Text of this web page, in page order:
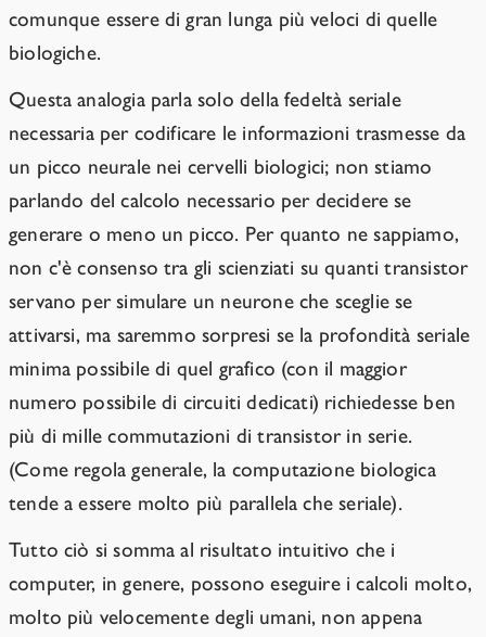
comunque essere di gran lunga più veloci di quelle
biologiche.
Questa analogia parla solo della fedeltà seriale
necessaria per codificare le informazioni trasmesse da
un picco neurale nei cervelli biologici; non stiamo
parlando del calcolo necessario per decidere se
generare o meno un picco. Per quanto ne sappiamo,
non c'è consenso tra gli scienziati su quanti transistor
servano per simulare un neurone che sceglie se
attivarsi, ma saremmo sorpresi se la profondità seriale
minima possibile di quel grafico (con il maggior
numero possibile di circuiti dedicati) richiedesse ben
più di mille commutazioni di transistor in serie.
(Come regola generale, la computazione biologica
tende a essere molto più parallela che seriale).
Tutto ciò si somma al risultato intuitivo che i
computer, in genere, possono eseguire i calcoli molto,
molto più velocemente degli umani, non appena